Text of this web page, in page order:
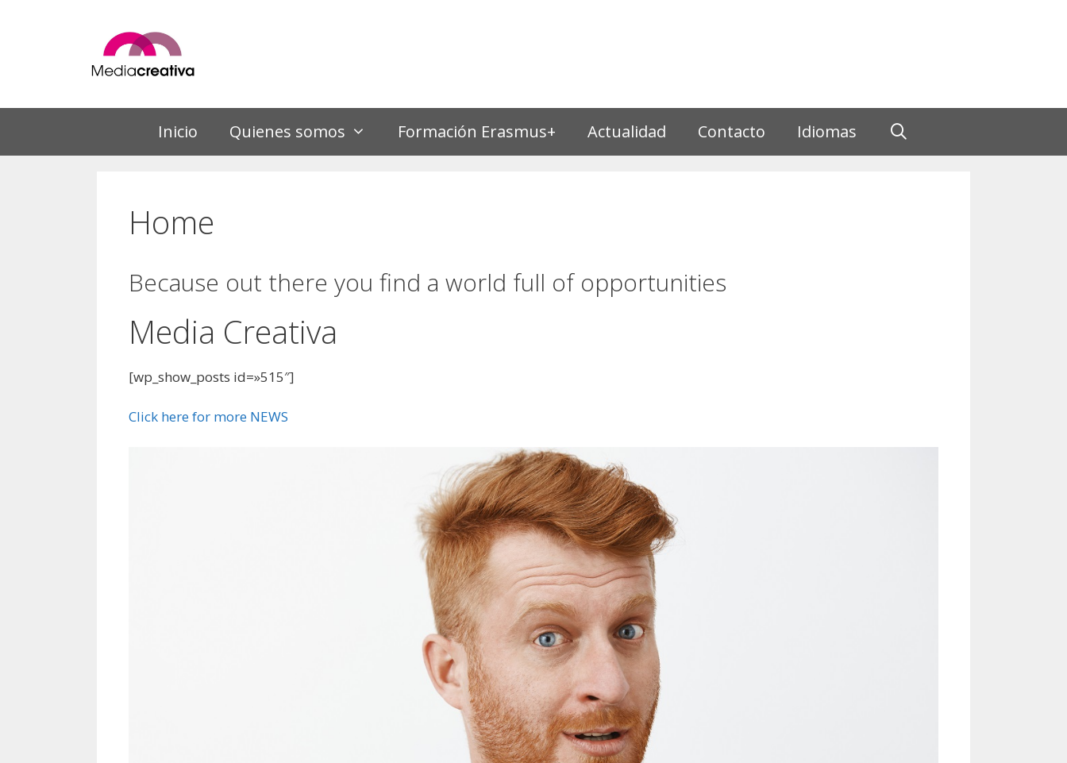
Inicio Quienes somos Formación Erasmus+ Actualidad Contacto Idiomas
Home
Because out there you find a world full of opportunities
Media Creativa
[wp_show_posts id=»515″]
Click here for more NEWS